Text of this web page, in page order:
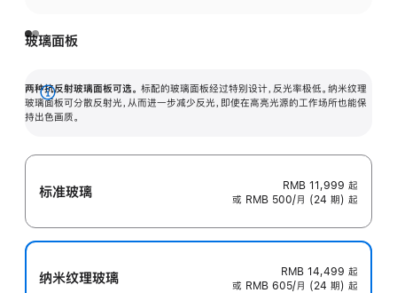
玻璃面板
两种抗反射玻璃面板可选。 标配的玻璃面板经过特别设计，反光率极低。纳米纹理
玻璃面板可分散反射光，从而进一步减少反光，即使在高亮光源的工作场所也能保
持出色画质。
展
开
标准玻璃 RMB 11,999 起
或 RMB 500/月 (24 期) 起
纳米纹理玻璃 RMB 14,499 起
或 RMB 605/月 (24 期) 起